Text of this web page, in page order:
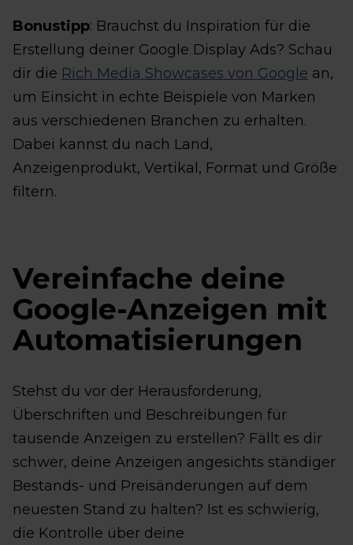
Bonustipp: Brauchst du Inspiration für die
Erstellung deiner Google Display Ads? Schau
dir die Rich Media Showcases von Google an,
um Einsicht in echte Beispiele von Marken
aus verschiedenen Branchen zu erhalten.
Dabei kannst du nach Land,
Anzeigenprodukt, Vertikal, Format und Größe
filtern.
Vereinfache deine
Google-Anzeigen mit
Automatisierungen
Stehst du vor der Herausforderung,
Überschriften und Beschreibungen für
tausende Anzeigen zu erstellen? Fällt es dir
schwer, deine Anzeigen angesichts ständiger
Bestands- und Preisänderungen auf dem
neuesten Stand zu halten? Ist es schwierig,
die Kontrolle über deine